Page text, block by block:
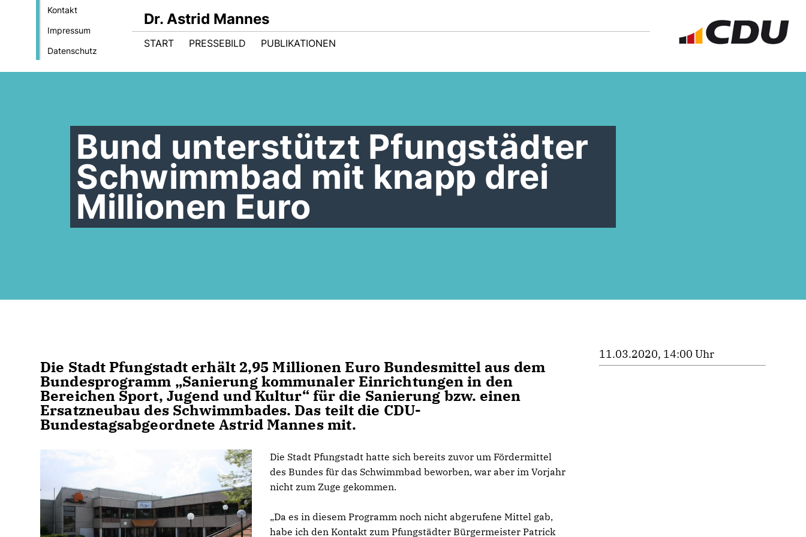
Kontakt
Impressum
Datenschutz
Dr. Astrid Mannes
START PRESSEBILD PUBLIKATIONEN
Bund unterstützt Pfungstädter
Schwimmbad mit knapp drei
Millionen Euro
Die Stadt Pfungstadt erhält 2,95 Millionen Euro Bundesmittel aus dem
Bundesprogramm „Sanierung kommunaler Einrichtungen in den
Bereichen Sport, Jugend und Kultur“ für die Sanierung bzw. einen
Ersatzneubau des Schwimmbades. Das teilt die CDU-
Bundestagsabgeordnete Astrid Mannes mit.
Die Stadt Pfungstadt hatte sich bereits zuvor um Fördermittel
des Bundes für das Schwimmbad beworben, war aber im Vorjahr
nicht zum Zuge gekommen.
Da es in diesem Programm noch nicht abgerufene Mittel gab,
habe ich den Kontakt zum Pfungstädter Bürgermeister Patrick
11.03.2020, 14:00 Uhr